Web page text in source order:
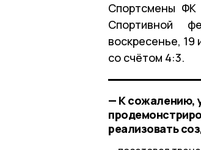
Спортсмены ФК
Спортивной
воскресенье,
со счётом 4:3.
— К сожалению,
реализовать